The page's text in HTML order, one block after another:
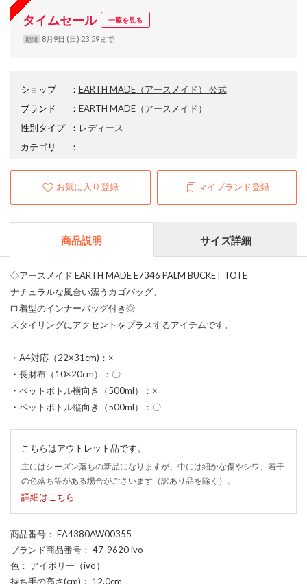
タイムセール 一覧を見る
期間 8月9日 (日) 23:59まで
ショップ ： EARTH MADE（アースメイド） 公式
ブランド
： EARTH MADE（アースメイド）
性別タイプ
： レディース
カテゴリ
：
お気に入り登録 マイブランド登録
商品説明 サイズ詳細
◇アースメイド EARTH MADE E7346 PALM BUCKET TOTE
ナチュラルな風合い漂うカゴバッグ。
巾着型のインナーバッグ付き◎
スタイリングにアクセントをプラスするアイテムです。
・A4対応（22×31cm)：×
・長財布（10×20cm）：〇
・ペットボトル横向き（500ml）：×
・ペットボトル縦向き（500ml）：〇
こちらはアウトレット品です。
主にはシーズン落ちの新品になりますが、中には細かな傷やシワ、若干
の色落ち等がある場合がございます（訳あり品を除く）。
詳細はこちら
商品番号 ： EA4380AW00355
ブランド商品番号 ： 47-9620 ivo
色 ： アイボリー（ivo）
持ち手の高さ(cm) ： 12.0cm